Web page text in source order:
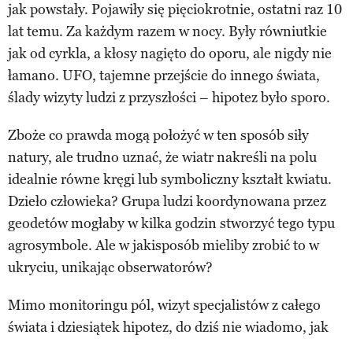
jak powstały. Pojawiły się pięciokrotnie, ostatni raz 10
lat temu. Za każdym razem w nocy. Były równiutkie
jak od cyrkla, a kłosy nagięto do oporu, ale nigdy nie
łamano. UFO, tajemne przejście do innego świata,
ślady wizyty ludzi z przyszłości – hipotez było sporo.
Zboże co prawda mogą położyć w ten sposób siły
natury, ale trudno uznać, że wiatr nakreśli na polu
idealnie równe kręgi lub symboliczny kształt kwiatu.
Dzieło człowieka? Grupa ludzi koordynowana przez
geodetów mogłaby w kilka godzin stworzyć tego typu
agrosymbole. Ale w jakisposób mieliby zrobić to w
ukryciu, unikając obserwatorów?
Mimo monitoringu pól, wizyt specjalistów z całego
świata i dziesiątek hipotez, do dziś nie wiadomo, jak